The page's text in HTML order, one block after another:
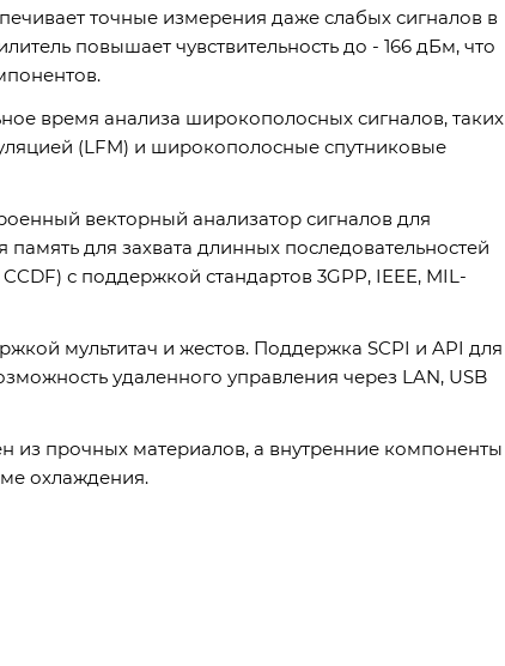
точные измерения даже слабых сигналов в
повышает чувствительность до - 166 дБм, что
время анализа широкополосных сигналов, таких
(LFM) и широкополосные спутниковые
векторный анализатор сигналов для
для захвата длинных последовательностей
с поддержкой стандартов 3GPP, IEEE, MIL-
мультитач и жестов. Поддержка SCPI и API для
удаленного управления через LAN, USB
из прочных материалов, а внутренние компоненты
охлаждения.